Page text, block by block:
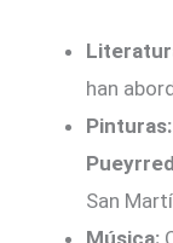
han
Pinturas:
San
Música: